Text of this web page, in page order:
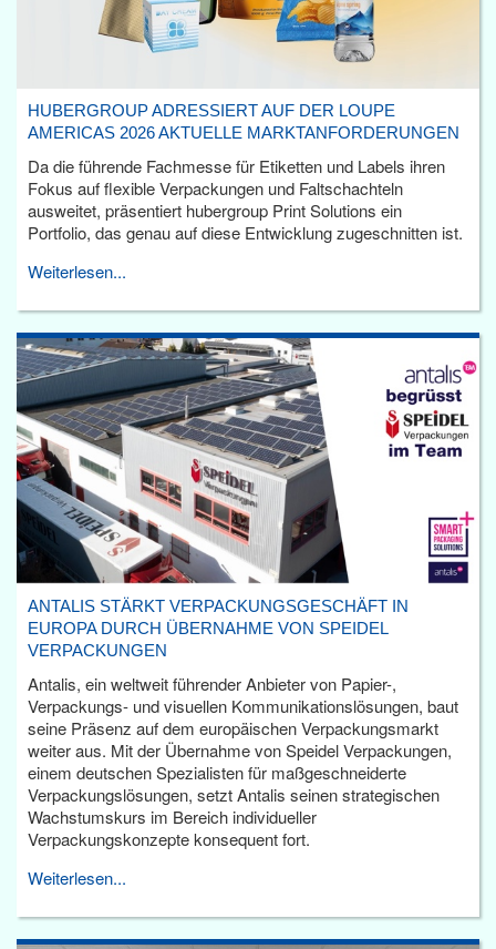
HUBERGROUP ADRESSIERT AUF DER LOUPE
AMERICAS 2026 AKTUELLE MARKTANFORDERUNGEN
Da die führende Fachmesse für Etiketten und Labels ihren
Fokus auf flexible Verpackungen und Faltschachteln
ausweitet, präsentiert hubergroup Print Solutions ein
Portfolio, das genau auf diese Entwicklung zugeschnitten ist.
Weiterlesen...
ANTALIS STÄRKT VERPACKUNGSGESCHÄFT IN
EUROPA DURCH ÜBERNAHME VON SPEIDEL
VERPACKUNGEN
Antalis, ein weltweit führender Anbieter von Papier-,
Verpackungs- und visuellen Kommunikationslösungen, baut
seine Präsenz auf dem europäischen Verpackungsmarkt
weiter aus. Mit der Übernahme von Speidel Verpackungen,
einem deutschen Spezialisten für maßgeschneiderte
Verpackungslösungen, setzt Antalis seinen strategischen
Wachstumskurs im Bereich individueller
Verpackungskonzepte konsequent fort.
Weiterlesen...